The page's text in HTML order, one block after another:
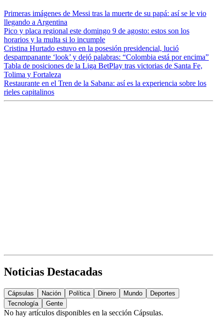
Primeras imágenes de Messi tras la muerte de su papá: así se le vio
llegando a Argentina
Pico y placa regional este domingo 9 de agosto: estos son los
horarios y la multa si lo incumple
Cristina Hurtado estuvo en la posesión presidencial, lució
despampanante ‘look’ y dejó palabras: “Colombia está por encima”
Tabla de posiciones de la Liga BetPlay tras victorias de Santa Fe,
Tolima y Fortaleza
Restaurante en el Tren de la Sabana: así es la experiencia sobre los
rieles capitalinos
Noticias Destacadas
Cápsulas Nación Política Dinero Mundo
Deportes
Tecnología
Gente
No hay artículos disponibles en la sección Cápsulas.